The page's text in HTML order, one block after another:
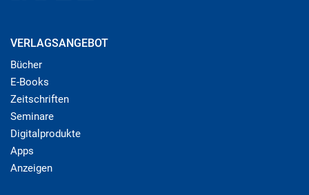
VERLAGSANGEBOT
Bücher
E-Books
Zeitschriften
Seminare
Digitalprodukte
Apps
Anzeigen